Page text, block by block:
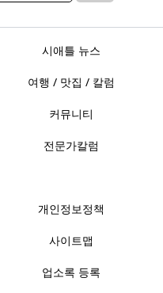
시애틀 뉴스
여행 / 맛집 / 칼럼
커뮤니티
전문가칼럼
개인정보정책
사이트맵
업소록 등록